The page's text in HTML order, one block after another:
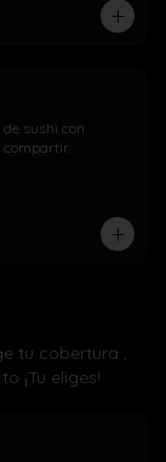
sushi con
compartir.
queso crema
crema
tu cobertura ,
¡Tu eliges!